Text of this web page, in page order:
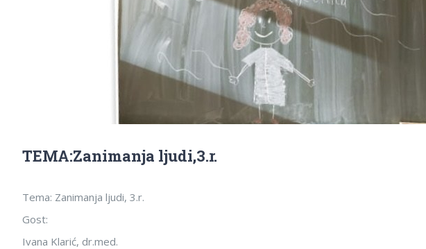
TEMA:Zanimanja ljudi,3.r.
Tema: Zanimanja ljudi, 3.r.
Gost:
Ivana Klarić, dr.med.